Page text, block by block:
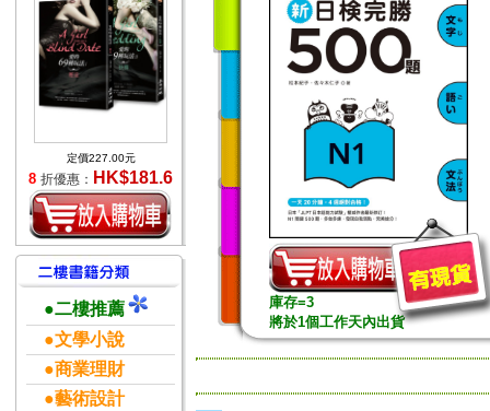
定價227.00元
8 折優惠： HK$181.6
●二樓推薦
●文學小說
●商業理財
●藝術設計
庫存=3
將於1個工作天內出貨